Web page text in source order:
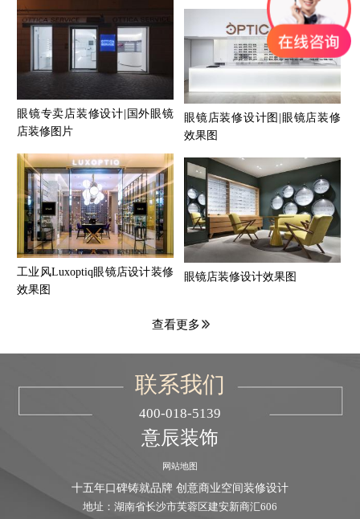
眼镜专卖店装修设计|国外眼镜
店装修图片
眼镜店装修设计图|眼镜店装修
效果图
工业风Luxoptiq眼镜店设计装修
效果图
眼镜店装修设计效果图
查看更多
联系我们
400-018-5139
意辰装饰
网站地图
十五年口碑铸就品牌 创意商业空间装修设计
地址：湖南省长沙市芙蓉区建安新商汇606